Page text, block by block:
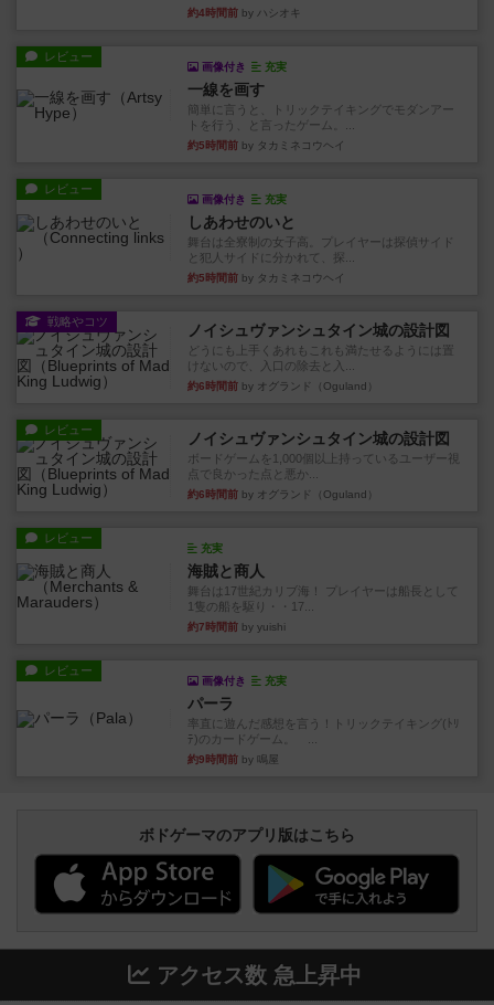
約4時間前 by ハシオキ
レビュー
画像付き 充実
一線を画す
簡単に言うと、トリックテイキングでモダンアー
トを行う、と言ったゲーム。...
約5時間前 by タカミネコウヘイ
レビュー
画像付き 充実
しあわせのいと
舞台は全寮制の女子高。プレイヤーは探偵サイド
と犯人サイドに分かれて、探...
約5時間前 by タカミネコウヘイ
戦略やコツ ノイシュヴァンシュタイン城の設計図
どうにも上手くあれもこれも満たせるようには置
けないので、入口の除去と入...
約6時間前 by オグランド（Oguland）
レビュー ノイシュヴァンシュタイン城の設計図
ボードゲームを1,000個以上持っているユーザー視
点で良かった点と悪か...
約6時間前 by オグランド（Oguland）
レビュー
充実
海賊と商人
舞台は17世紀カリブ海！ プレイヤーは船長として
1隻の船を駆り・・17...
約7時間前 by yuishi
レビュー
画像付き 充実
パーラ
率直に遊んだ感想を言う！トリックテイキング(ﾄﾘ
ﾃ)のカードゲーム。 ...
約9時間前 by 鳴屋
ボドゲーマのアプリ版はこちら
アクセス数 急上昇中